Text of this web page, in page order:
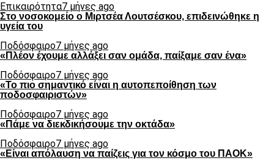
Επικαιρότητα7 μήνες ago
Στο νοσοκομείο ο Μιρτσέα Λουτσέσκου, επιδεινώθηκε η
υγεία του
Ποδόσφαιρο7 μήνες ago
«Πλέον έχουμε αλλάξει σαν ομάδα, παίξαμε σαν ένα»
Ποδόσφαιρο7 μήνες ago
«Το πιο σημαντικό είναι η αυτοπεποίθηση των
ποδοσφαιριστών»
Ποδόσφαιρο7 μήνες ago
«Πάμε να διεκδικήσουμε την οκτάδα»
Ποδόσφαιρο7 μήνες ago
«Είναι απόλαυση να παίζεις για τον κόσμο του ΠΑΟΚ»